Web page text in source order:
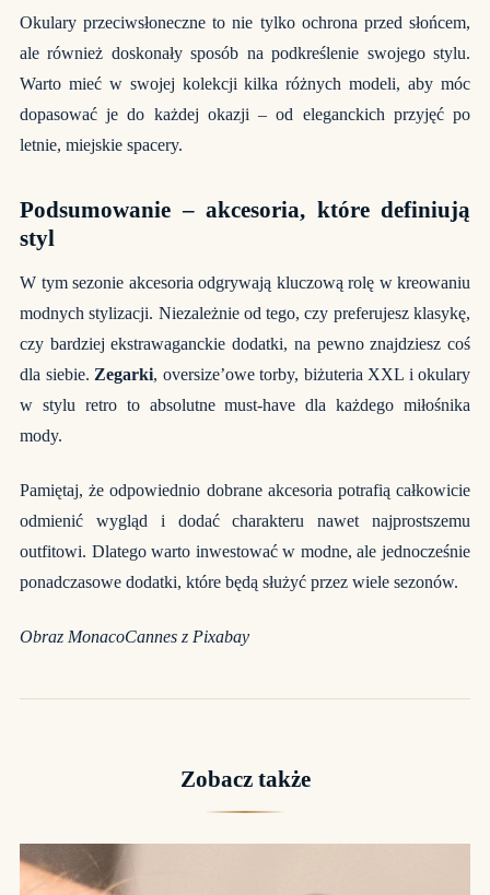
Okulary przeciwsłoneczne to nie tylko ochrona przed słońcem,
ale również doskonały sposób na podkreślenie swojego stylu.
Warto mieć w swojej kolekcji kilka różnych modeli, aby móc
dopasować je do każdej okazji – od eleganckich przyjęć po
letnie, miejskie spacery.
Podsumowanie – akcesoria, które definiują
styl
W tym sezonie akcesoria odgrywają kluczową rolę w kreowaniu
modnych stylizacji. Niezależnie od tego, czy preferujesz klasykę,
czy bardziej ekstrawaganckie dodatki, na pewno znajdziesz coś
dla siebie. Zegarki, oversize’owe torby, biżuteria XXL i okulary
w stylu retro to absolutne must-have dla każdego miłośnika
mody.
Pamiętaj, że odpowiednio dobrane akcesoria potrafią całkowicie
odmienić wygląd i dodać charakteru nawet najprostszemu
outfitowi. Dlatego warto inwestować w modne, ale jednocześnie
ponadczasowe dodatki, które będą służyć przez wiele sezonów.
Obraz MonacoCannes z Pixabay
Zobacz także